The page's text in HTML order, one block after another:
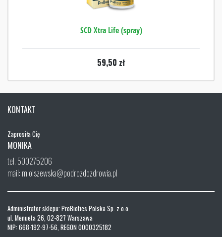
SCD Xtra Life (spray)
59,50 zł
KONTAKT
Zaprosiła Cię
MONIKA
tel. 500275206
mail: m.olszewska@podrozdozdrowia.pl
Administrator sklepu: ProBiotics Polska Sp. z o.o.
ul. Menueta 26, 02-827 Warszawa
NIP: 668-192-97-56, REGON 0000325182